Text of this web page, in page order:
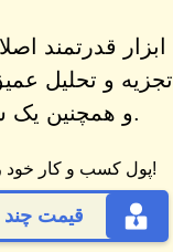
تجزیه و تحلیل
و همچنین یک سرویس پشتیبانی فنی یک به یک طراحی شده است.
پول کسب و کار خود را پس انداز کنید!
قیمت